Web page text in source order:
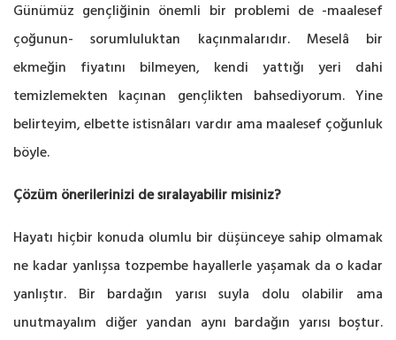
Günümüz gençliğinin önemli bir problemi de -maalesef
çoğunun- sorumluluktan kaçınmalarıdır. Meselâ bir
ekmeğin fiyatını bilmeyen, kendi yattığı yeri dahi
temizlemekten kaçınan gençlikten bahsediyorum. Yine
belirteyim, elbette istisnâları vardır ama maalesef çoğunluk
böyle.
Çözüm önerilerinizi de sıralayabilir misiniz?
Hayatı hiçbir konuda olumlu bir düşünceye sahip olmamak
ne kadar yanlışsa tozpembe hayallerle yaşamak da o kadar
yanlıştır. Bir bardağın yarısı suyla dolu olabilir ama
unutmayalım diğer yandan aynı bardağın yarısı boştur.